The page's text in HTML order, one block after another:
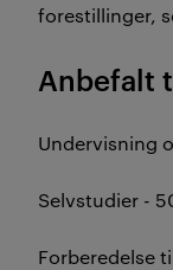
forestillinger,
Anbefalt
Undervisning
Selvstudier -
Forberedelse